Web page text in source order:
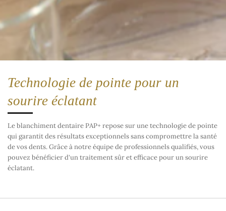
Technologie de pointe pour un
sourire éclatant
Le blanchiment dentaire PAP+ repose sur une technologie de pointe
qui garantit des résultats exceptionnels sans compromettre la santé
de vos dents. Grâce à notre équipe de professionnels qualifiés, vous
pouvez bénéficier d'un traitement sûr et efficace pour un sourire
éclatant.